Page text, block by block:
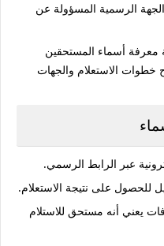
الرسمية المسؤولة عن
معرفة أسماء المستحقين
الاستعلام والجهات
عبر الرابط الرسمي.
للحصول على نتيجة الاستعلام.
يعني أنه مستحق للاستلام